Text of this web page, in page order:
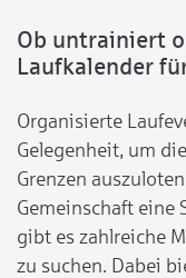
Ob untrainiert
Laufkalender
Organisierte
Gelegenheit, um
Grenzen
Gemeinschaft eine
gibt es zahlreiche
zu suchen. Dabei